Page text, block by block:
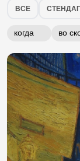
Мастер-
ВСЕ СТЕНДАП
когда во